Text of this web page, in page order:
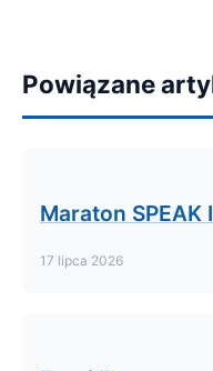
Powiązane
Maraton SPEAK
17 lipca 2026